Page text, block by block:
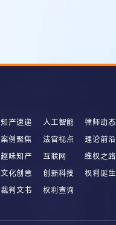
知产速递 人工智能 律师动态
案例聚焦 法官视点 理论前沿
趣味知产 互联网 维权之路
文化创意 创新科技 权利诞生
裁判文书 权利查询